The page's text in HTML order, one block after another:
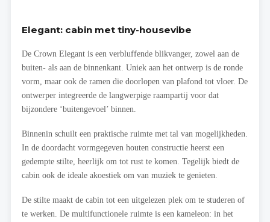
Elegant: cabin met tiny-housevibe
De Crown Elegant is een verbluffende blikvanger, zowel aan de
buiten- als aan de binnenkant. Uniek aan het ontwerp is de ronde
vorm, maar ook de ramen die doorlopen van plafond tot vloer. De
ontwerper integreerde de langwerpige raampartij voor dat
bijzondere ‘buitengevoel’ binnen.
Binnenin schuilt een praktische ruimte met tal van mogelijkheden.
In de doordacht vormgegeven houten constructie heerst een
gedempte stilte, heerlijk om tot rust te komen. Tegelijk biedt de
cabin ook de ideale akoestiek om van muziek te genieten.
De stilte maakt de cabin tot een uitgelezen plek om te studeren of
te werken. De multifunctionele ruimte is een kameleon: in het